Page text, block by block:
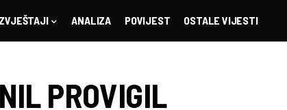
ANALIZA POVIJEST OSTALE VIJESTI
PROVIGIL